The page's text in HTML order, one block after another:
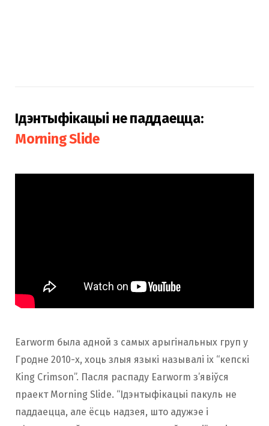
Ідэнтыфікацыі не паддаецца:
Morning Slide
Earworm была адной з самых арыгінальных груп у
Гродне 2010-х, хоць злыя языкі называлі іх “кепскі
King Crimson”. Пасля распаду Earworm з’явіўся
праект Morning Slide. “Ідэнтыфікацыі пакуль не
паддаецца, але ёсць надзея, што адужэе і